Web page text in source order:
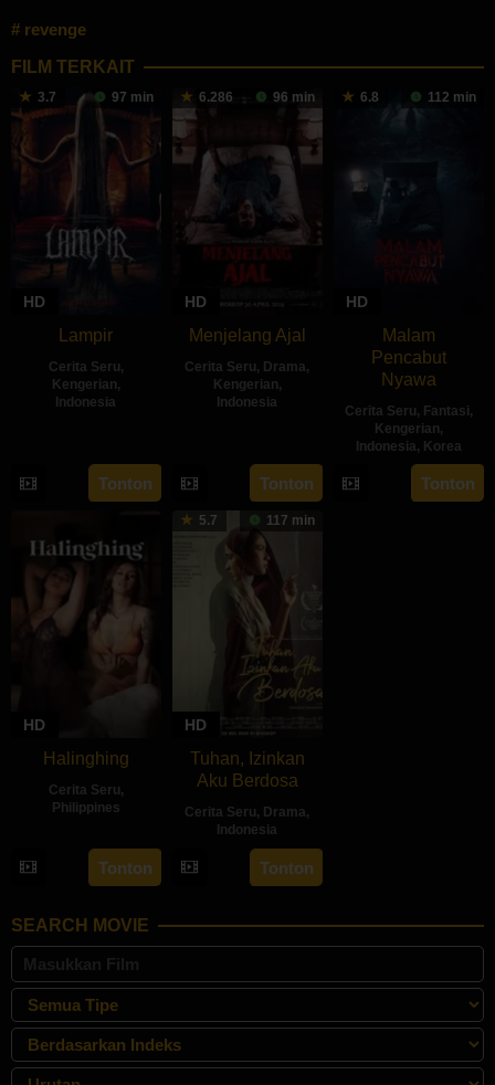
revenge
FILM TERKAIT
3.7 97 min
HD
Lampir
Cerita Seru,
Kengerian,
Indonesia
Feb
2024
Gulardi
Tonton
6.286 96 min
HD
Menjelang Ajal
Cerita Seru, Drama,
Kengerian,
Indonesia
Apr
2024
Daeng
Ratu
Tonton
6.8 112 min
HD
Malam
Pencabut
Nyawa
Cerita Seru, Fantasi,
Kengerian,
Indonesia, Korea
22
May
Sidharta
Tata
Tonton
HD
Halinghing
Cerita Seru,
Philippines
18
Oct
2024
Jaque
Carlos
Tonton
5.7 117 min
HD
Tuhan, Izinkan
Aku Berdosa
Cerita Seru, Drama,
Indonesia
22
May
Feyhero
Tonton
SEARCH MOVIE